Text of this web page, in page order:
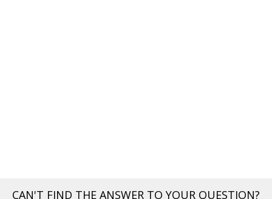
CAN'T FIND THE ANSWER TO YOUR QUESTION?